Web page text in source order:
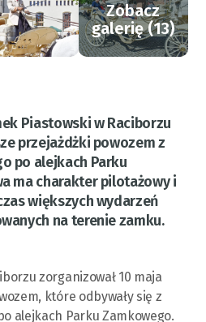
Zobacz
galerię (13)
Piastowski w Raciborzu
przejażdżki powozem z
po alejkach Parku
ma charakter pilotażowy i
większych wydarzeń
na terenie zamku.
zorganizował 10 maja
które odbywały się z
alejkach Parku Zamkowego.